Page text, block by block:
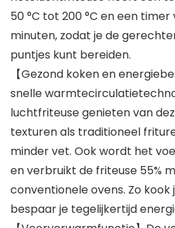
50 °C tot 200 °C en een
minuten, zodat je de
puntjes kunt bereiden.
【Gezond koken en
snelle
luchtfriteuse genieten van
texturen als traditioneel
minder vet. Ook wordt het
en verbruikt de friteuse 55%
conventionele ovens. Zo kook
bespaar je tegelijkertijd